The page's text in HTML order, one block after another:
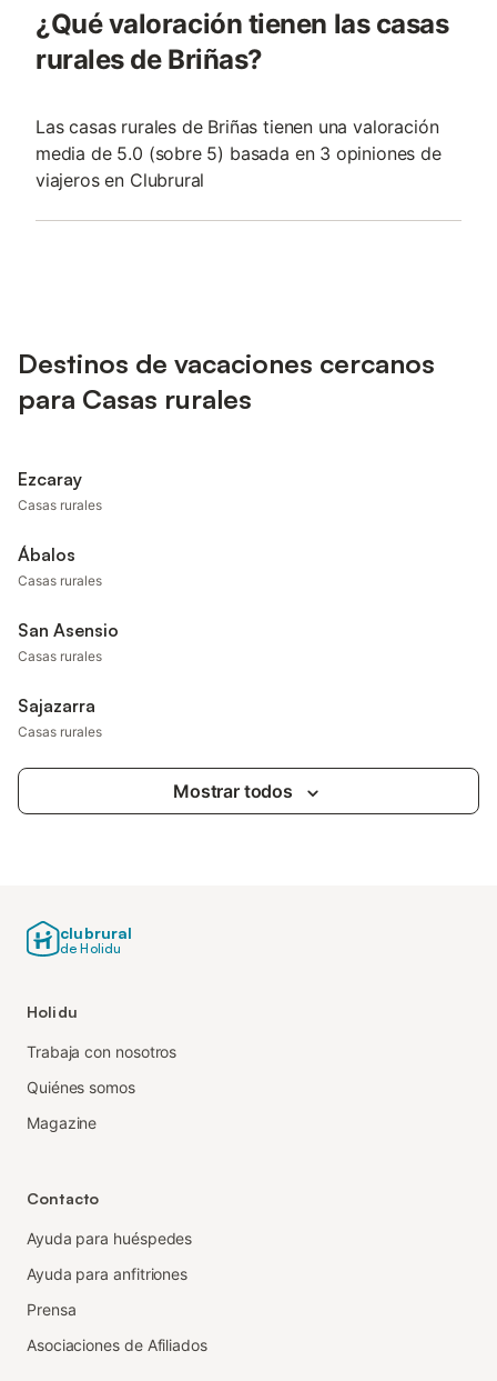
¿Qué valoración tienen las casas
rurales de Briñas?
Las casas rurales de Briñas tienen una valoración
media de 5.0 (sobre 5) basada en 3 opiniones de
viajeros en Clubrural
Destinos de vacaciones cercanos
para Casas rurales
Ezcaray
Casas rurales
Ábalos
Casas rurales
San Asensio
Casas rurales
Sajazarra
Casas rurales
Mostrar todos
clubrural
de Holidu
Holidu
Trabaja con nosotros
Quiénes somos
Magazine
Contacto
Ayuda para huéspedes
Ayuda para anfitriones
Prensa
Asociaciones de Afiliados